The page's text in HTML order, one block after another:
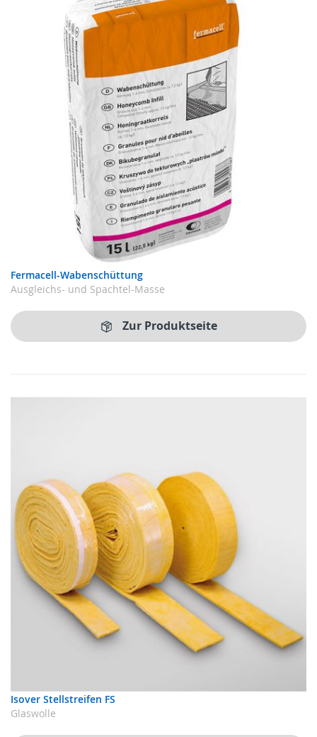
Fermacell-Wabenschüttung
Ausgleichs- und Spachtel-Masse
Zur Produktseite
Isover Stellstreifen FS
Glaswolle